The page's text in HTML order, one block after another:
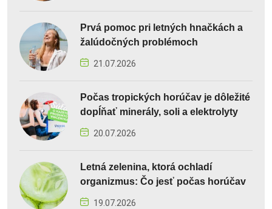
Prvá pomoc pri letných hnačkách a
žalúdočných problémoch
21.07.2026
Počas tropických horúčav je dôležité
dopĺňať minerály, soli a elektrolyty
20.07.2026
Letná zelenina, ktorá ochladí
organizmus: Čo jesť počas horúčav
19.07.2026